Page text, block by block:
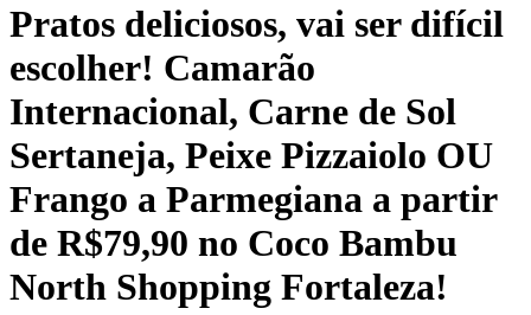
Pratos deliciosos, vai ser difícil
escolher! Camarão
Internacional, Carne de Sol
Sertaneja, Peixe Pizzaiolo OU
Frango a Parmegiana a partir
de R$79,90 no Coco Bambu
North Shopping Fortaleza!